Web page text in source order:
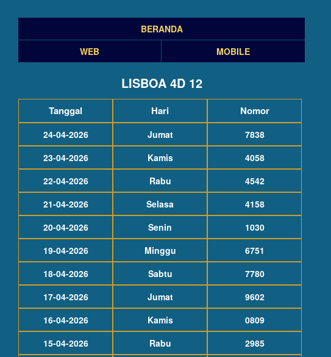
BERANDA
WEB
MOBILE
LISBOA 4D 12
Tanggal Hari Nomor
24-04-2026 Jumat
7838
23-04-2026
Kamis
4058
22-04-2026
Rabu
4542
21-04-2026
Selasa
4158
20-04-2026
Senin
1030
19-04-2026
Minggu
6751
18-04-2026
Sabtu
7780
17-04-2026
Jumat
9602
16-04-2026
Kamis
0809
15-04-2026
Rabu 2985